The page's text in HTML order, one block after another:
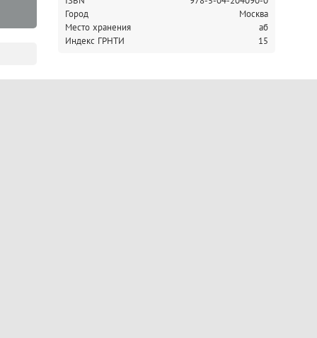
Город
Москва
Место хранения
аб
Индекс ГРНТИ
15